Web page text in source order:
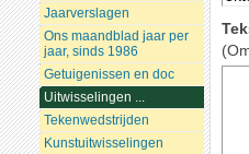
Jaarverslagen
Ons maandblad jaar per
jaar, sinds 1986
Getuigenissen en doc
Uitwisselingen ...
Tekenwedstrijden
Kunstuitwisselingen